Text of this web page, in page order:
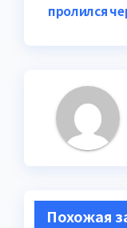
пролился
Похожая